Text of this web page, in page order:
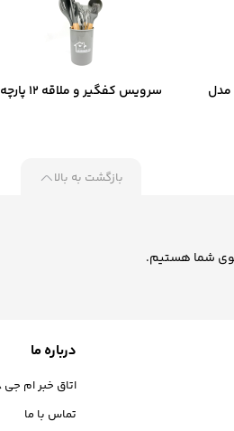
مدل
سرویس کفگیر و ملاقه 12 پارچه
بازگشت به بالا
درباره ما
اتاق خبر ام جی 98
تماس با ما